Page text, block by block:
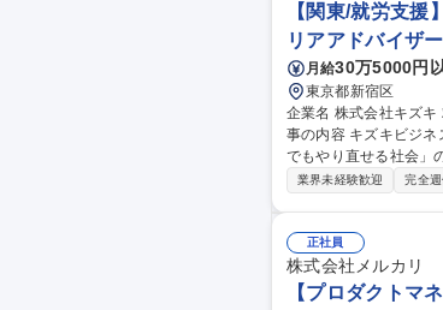
【関東/就労支
リアアドバイザー
月給30万5000円
東京都新宿区
企業名 株式会社キズキ 求人名 【関東/就労支援】キャリアアドバイザー/毎年150%成長の教育×福祉ベンチャー 仕
事の内容 キズキビジ
でもやり直せる社会」
所支援：利用希望者
KPI管理やチーム運営
能。未経験でも充実の研修とOJTで着実
ー/毎年150%成長の教
業界未経験歓迎 完全
正社員
株式会社メルカリ
【プロダクトマ